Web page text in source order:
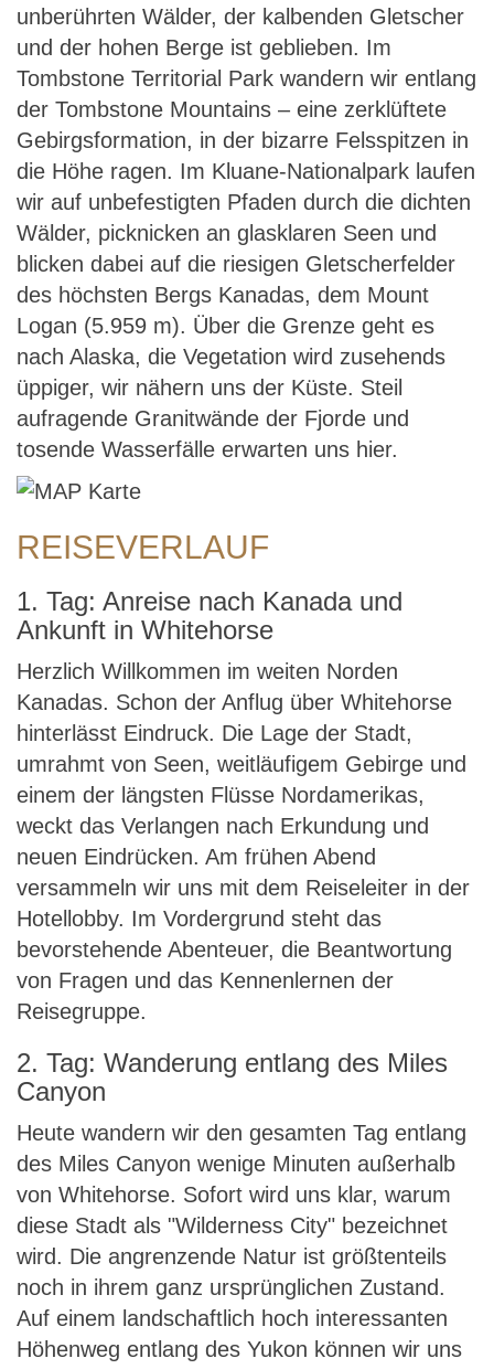
unberührten Wälder, der kalbenden Gletscher
und der hohen Berge ist geblieben. Im
Tombstone Territorial Park wandern wir entlang
der Tombstone Mountains – eine zerklüftete
Gebirgsformation, in der bizarre Felsspitzen in
die Höhe ragen. Im Kluane-Nationalpark laufen
wir auf unbefestigten Pfaden durch die dichten
Wälder, picknicken an glasklaren Seen und
blicken dabei auf die riesigen Gletscherfelder
des höchsten Bergs Kanadas, dem Mount
Logan (5.959 m). Über die Grenze geht es
nach Alaska, die Vegetation wird zusehends
üppiger, wir nähern uns der Küste. Steil
aufragende Granitwände der Fjorde und
tosende Wasserfälle erwarten uns hier.
REISEVERLAUF
1. Tag: Anreise nach Kanada und
Ankunft in Whitehorse
Herzlich Willkommen im weiten Norden
Kanadas. Schon der Anflug über Whitehorse
hinterlässt Eindruck. Die Lage der Stadt,
umrahmt von Seen, weitläufigem Gebirge und
einem der längsten Flüsse Nordamerikas,
weckt das Verlangen nach Erkundung und
neuen Eindrücken. Am frühen Abend
versammeln wir uns mit dem Reiseleiter in der
Hotellobby. Im Vordergrund steht das
bevorstehende Abenteuer, die Beantwortung
von Fragen und das Kennenlernen der
Reisegruppe.
2. Tag: Wanderung entlang des Miles
Canyon
Heute wandern wir den gesamten Tag entlang
des Miles Canyon wenige Minuten außerhalb
von Whitehorse. Sofort wird uns klar, warum
diese Stadt als "Wilderness City" bezeichnet
wird. Die angrenzende Natur ist größtenteils
noch in ihrem ganz ursprünglichen Zustand.
Auf einem landschaftlich hoch interessanten
Höhenweg entlang des Yukon können wir uns